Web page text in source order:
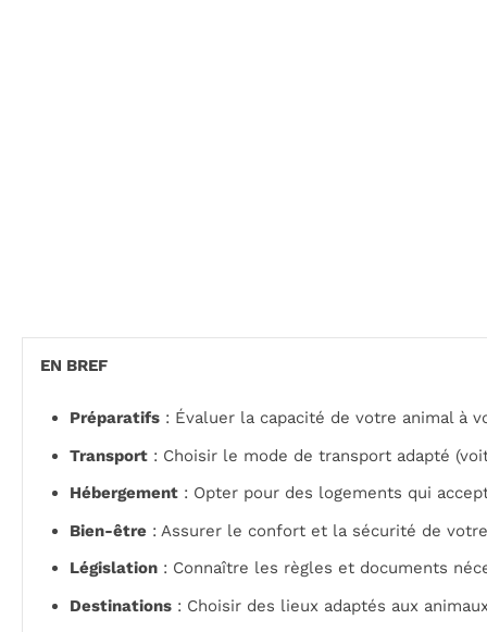
EN BREF
Préparatifs : Évaluer la capacité de votre animal à
Transport : Choisir le mode de transport adapté
Hébergement : Opter pour des logements qui
Bien-être : Assurer le confort et la sécurité de
Législation : Connaître les règles et documents
Destinations : Choisir des lieux adaptés aux